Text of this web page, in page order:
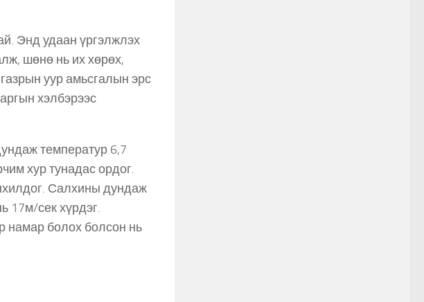
Энд удаан үргэлжлэх
шөнө нь их хөрөх,
уур амьсгалын эрс
хэлбэрээс
температур 6,7
хур тунадас ордог.
Салхины дундаж
17м/сек хүрдэг.
намар болох болсон нь